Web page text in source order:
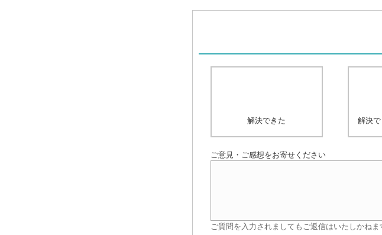
解決できた 解決
ご意見・ご感想をお寄せください
ご質問を入力されましてもご返信はいたしかねま